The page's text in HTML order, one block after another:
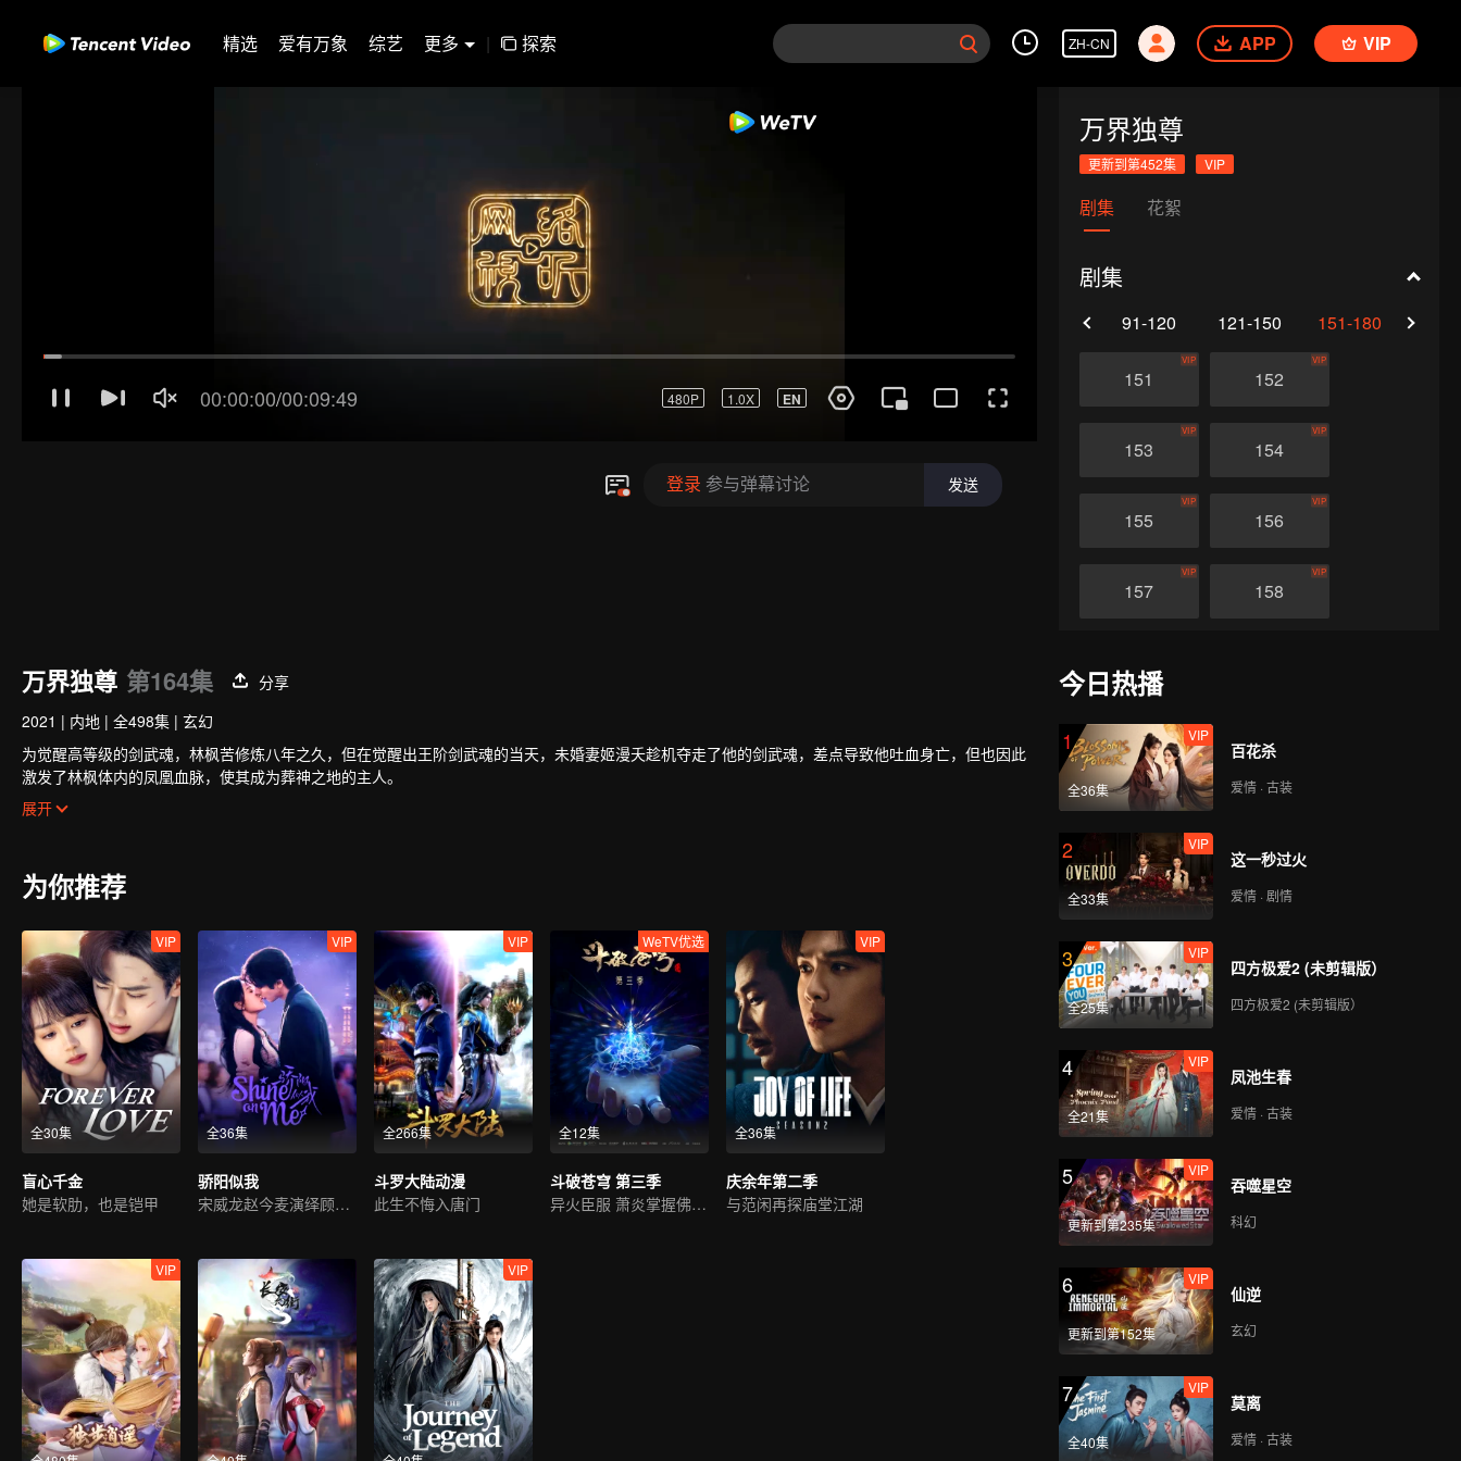
精选 爱有万象 综艺 更多 | 探索 ZH-CN APP VIP
万界独尊
更新到第452集 VIP
剧集 花絮
剧集
91-120 121-150 151-180
151
VIP
152
VIP
153
VIP
154
VIP
155
VIP
156
VIP
157
VIP
158
VIP
161
163
VIP
165
VIP
166
167
169
VIP
170
VIP
171
VIP
172
173
VIP
175
VIP
176
177
VIP
178
万界独尊 第164集
分享
2021 | 内地 | 全498集 | 玄幻
为觉醒高等级的剑武魂，林枫苦修炼八年之久，但在觉醒出王阶剑武魂的当天，未婚妻姬漫夭趁机夺走了他的剑武魂，差点导致他吐血身亡，但也因此
激发了林枫体内的凤凰血脉，使其成为葬神之地的主人。
失去了剑武魂后，林枫受到了林氏家族中人的排挤和针对。幸亏在此期间，有妹妹林香儿和爷爷林镇南的陪伴、以及从葬神之地中得到的新力量的帮
助，林枫才能重拾信心，不至于一蹶不振，后来成功吸收了葬神之地中的神魔天尊强者们的力量，林枫的剑武魂因此以修复，且逐渐提升到了更高层
展开
为你推荐
全30集
VIP
盲心千金
她是软肋，也是铠甲
全36集
VIP
骄阳似我
宋威龙赵今麦演绎顾漫经典
全266集
VIP
斗罗大陆动漫
此生不悔入唐门
全12集
WeTV优选
斗破苍穹 第三季
异火臣服 萧炎掌握佛怒火连
全36集
VIP
庆余年第二季
与范闲再探庙堂江湖
VIP VIP
今日热播
1
全36集
VIP
百花杀
爱情 · 古装
2
全33集
VIP
这一秒过火
爱情 · 剧情
3
全25集
VIP
四方极爱2 (未剪辑版）
四方极爱2 (未剪辑版）
4
全21集
VIP
凤池生春
爱情 · 古装
5
更新到第235集
VIP
吞噬星空
科幻
6
更新到第152集
VIP
仙逆
玄幻
7
全40集
VIP
莫离
爱情 · 古装